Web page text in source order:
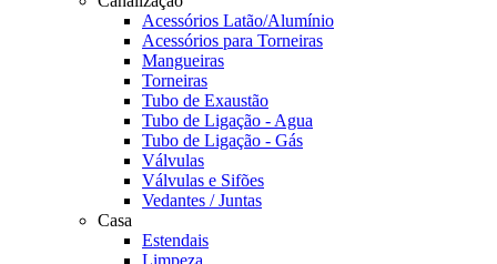
Acessórios Latão/Alumínio
Acessórios para Torneiras
Mangueiras
Torneiras
Tubo de Exaustão
Tubo de Ligação - Agua
Tubo de Ligação - Gás
Válvulas
Válvulas e Sifões
Vedantes / Juntas
Casa
Estendais
Limpeza